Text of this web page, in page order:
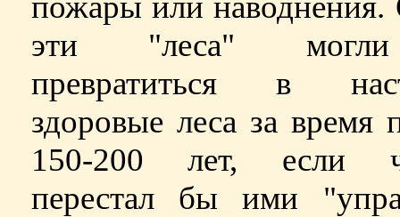
эти "леса"
превратиться в
здоровые леса за время
150-200 лет, если
перестал бы ими